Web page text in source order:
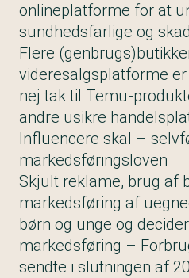
onlineplatforme for at
sundhedsfarlige og
Flere
videresalgsplatforme
nej tak til Temu-
andre usikre
Influencere skal –
markedsføringsloven
Skjult reklame, brug af
markedsføring af
børn og unge og
markedsføring –
sendte i slutningen af